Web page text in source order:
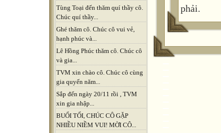
Tùng Toại đến thăm quí thầy cô.
Chúc quí thầy...
Ghé thăm cô. Chúc cô vui vẻ,
hạnh phúc và...
Lê Hồng Phúc thăm cô. Chúc cô
và gia...
TVM xin chào cô. Chúc cô cùng
gia quyến năm...
Sắp đến ngày 20/11 rồi , TVM
xin gia nhập...
BUỔI TỐI, CHÚC CÔ GẶP
NHIỀU NIỀM VUI! MỜI CÔ...
phải.